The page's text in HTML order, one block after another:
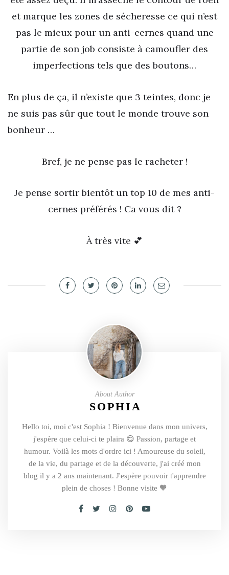
et marque les zones de sécheresse ce qui n’est
pas le mieux pour un anti-cernes quand une
partie de son job consiste à camoufler des
imperfections tels que des boutons…
En plus de ça, il n’existe que 3 teintes, donc je
ne suis pas sûr que tout le monde trouve son
bonheur …
Bref, je ne pense pas le racheter !
Je pense sortir bientôt un top 10 de mes anti-
cernes préférés ! Ca vous dit ?
À très vite 💕
About Author
SOPHIA
Hello toi, moi c'est Sophia ! Bienvenue dans mon univers,
j'espère que celui-ci te plaira 😋 Passion, partage et
humour. Voilà les mots d'ordre ici ! Amoureuse du soleil,
de la vie, du partage et de la découverte, j'ai créé mon
blog il y a 2 ans maintenant. J'espère pouvoir t'apprendre
plein de choses ! Bonne visite 🧡